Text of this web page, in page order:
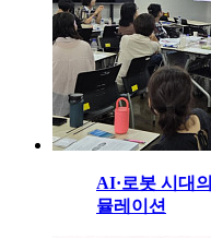
AI·로봇 시대
뮬레이션